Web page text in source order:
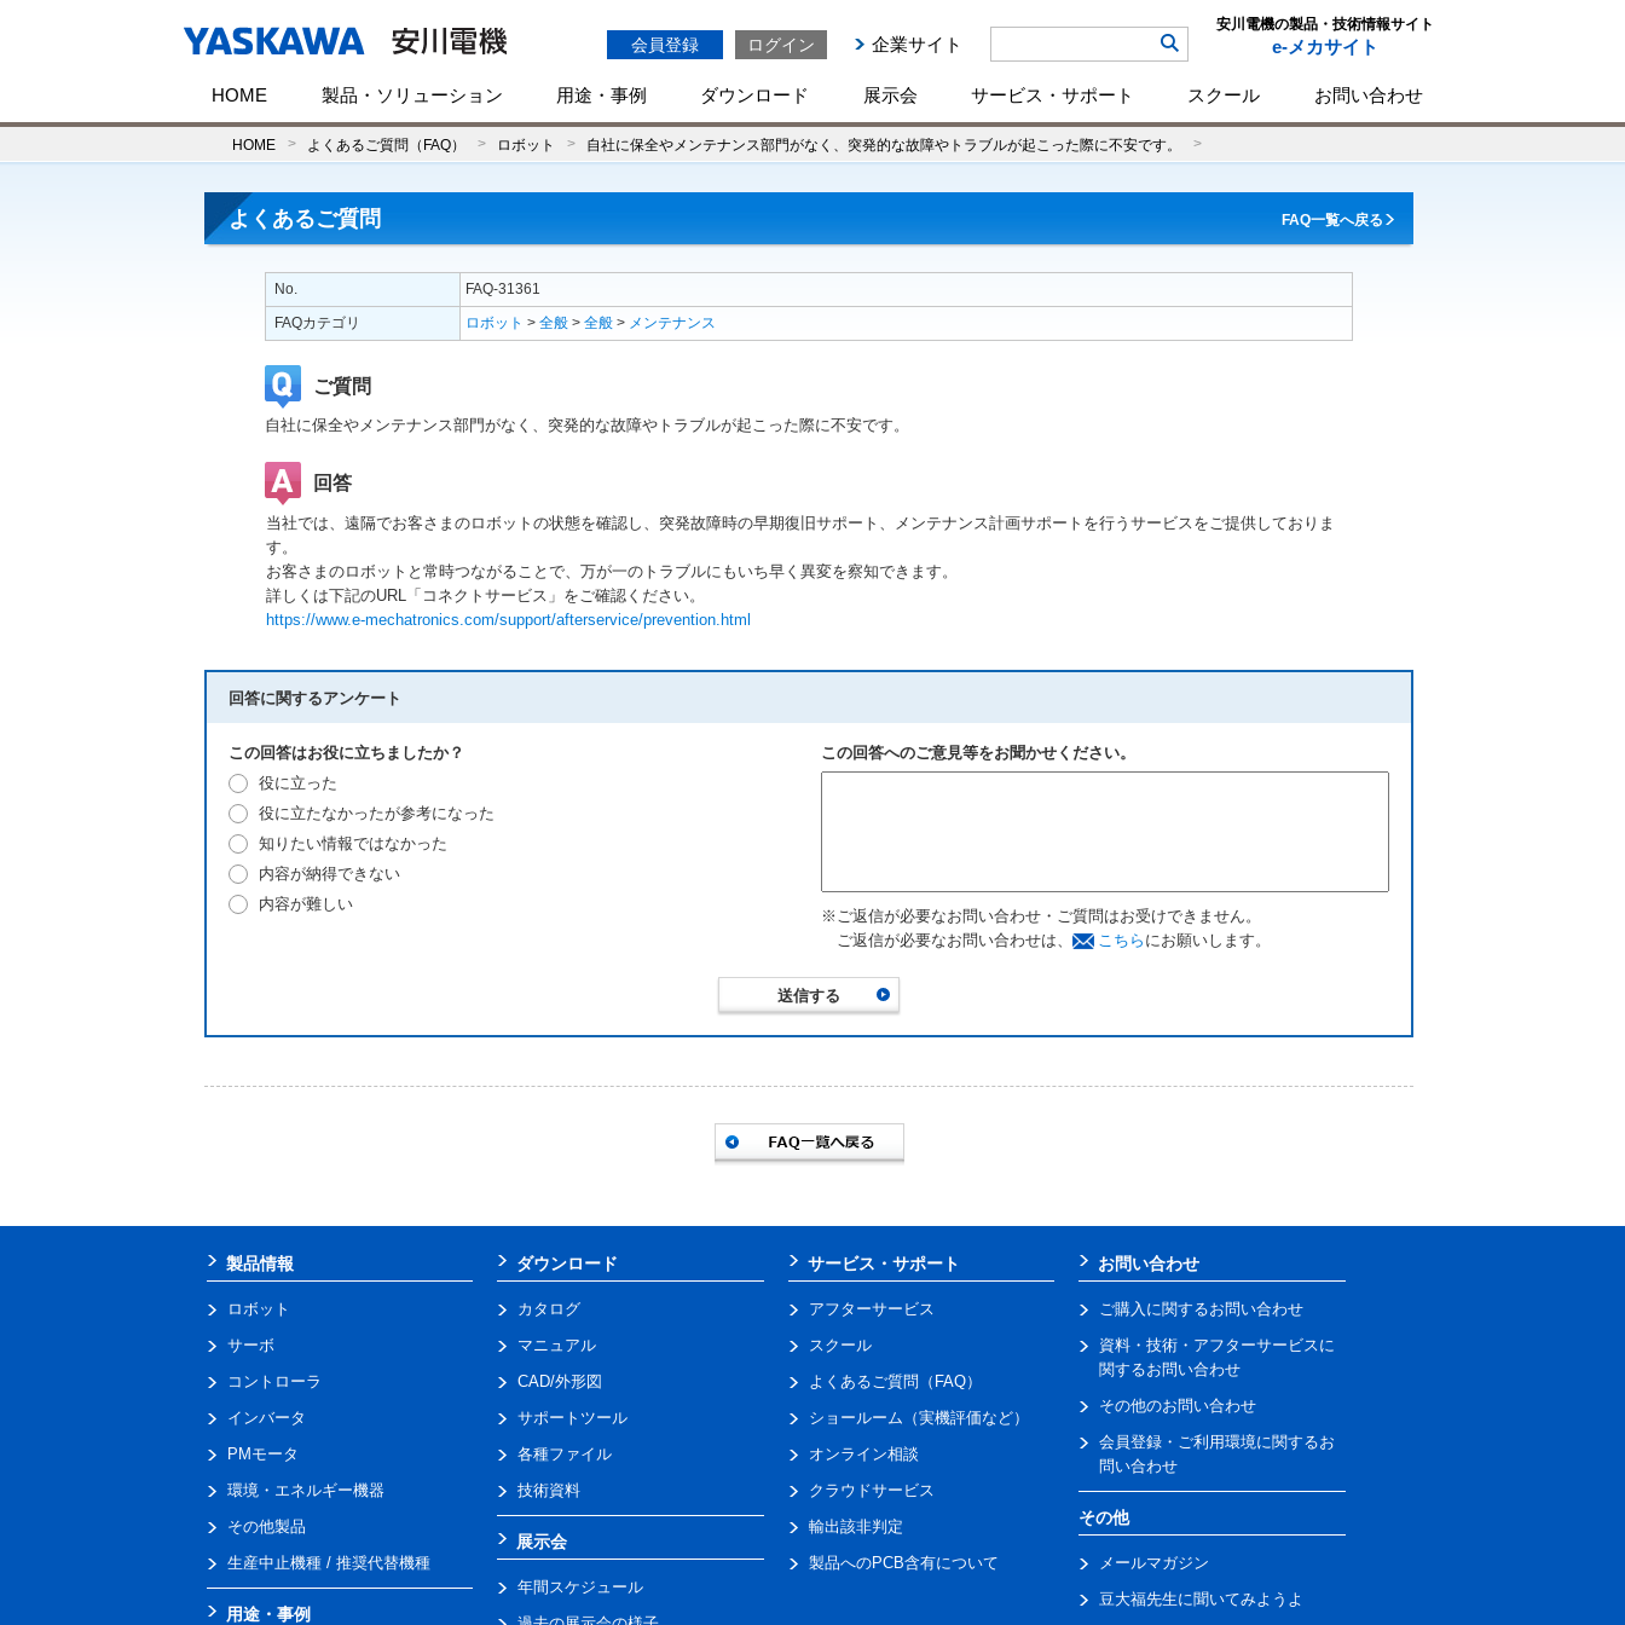
会員登録 ログイン 企業サイト
安川電機の製品・技術情報サイト
e-メカサイト
HOME 製品・ソリューション 用途・事例 ダウンロード 展示会 サービス・サポート スクール お問い合わせ
HOME よくあるご質問（FAQ） ロボット 自社に保全やメンテナンス部門がなく、突発的な故障やトラブルが起こった際に不安です。
よくあるご質問 FAQ一覧へ戻る
No.
FAQ-31361
FAQカテゴリ
ロボット > 全般 > 全般 > メンテナンス
ご質問
自社に保全やメンテナンス部門がなく、突発的な故障やトラブルが起こった際に不安です。
回答
当社では、遠隔でお客さまのロボットの状態を確認し、突発故障時の早期復旧サポート、メンテナンス計画サポートを行うサービスをご提供しておりま
す。
お客さまのロボットと常時つながることで、万が一のトラブルにもいち早く異変を察知できます。
詳しくは下記のURL「コネクトサービス」をご確認ください。
https://www.e-mechatronics.com/support/afterservice/prevention.html
回答に関するアンケート
この回答はお役に立ちましたか？
役に立った
役に立たなかったが参考になった
知りたい情報ではなかった
内容が納得できない
内容が難しい
この回答へのご意見等をお聞かせください。
※ご返信が必要なお問い合わせ・ご質問はお受けできません。
ご返信が必要なお問い合わせは、
こちら にお願いします。
製品情報
ロボット
サーボ
コントローラ
インバータ
PMモータ
環境・エネルギー機器
その他製品
生産中止機種 / 推奨代替機種
用途・事例
ダウンロード
カタログ
マニュアル
CAD/外形図
サポートツール
各種ファイル
技術資料
展示会
年間スケジュール
サービス・サポート
アフターサービス
スクール
よくあるご質問（FAQ）
ショールーム（実機評価など）
オンライン相談
クラウドサービス
輸出該非判定
製品へのPCB含有について
お問い合わせ
ご購入に関するお問い合わせ
資料・技術・アフターサービスに
関するお問い合わせ
その他のお問い合わせ
会員登録・ご利用環境に関するお
問い合わせ
その他
メールマガジン
豆大福先生に聞いてみようよ